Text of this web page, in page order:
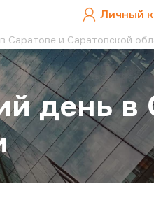
Личный
Саратове и Саратовской
день в